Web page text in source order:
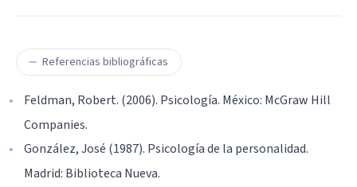
Referencias bibliográficas
Feldman, Robert. (2006). Psicología. México: McGraw Hill
Companies.
González, José (1987). Psicología de la personalidad.
Madrid: Biblioteca Nueva.